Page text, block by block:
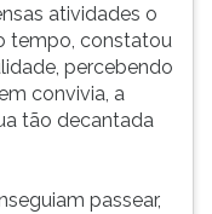
atividades o
tempo, constatou
percebendo
convivia, a
tão decantada
passear,